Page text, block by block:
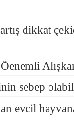
dikkat
sebep
evcil